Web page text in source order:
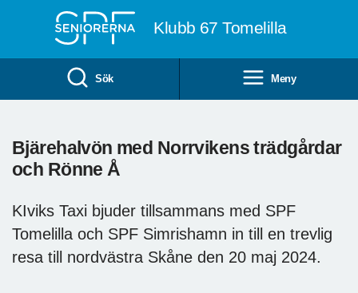
Klubb 67 Tomelilla
Sök Meny
Bjärehalvön med Norrvikens trädgårdar
och Rönne Å
KIviks Taxi bjuder tillsammans med SPF
Tomelilla och SPF Simrishamn in till en trevlig
resa till nordvästra Skåne den 20 maj 2024.